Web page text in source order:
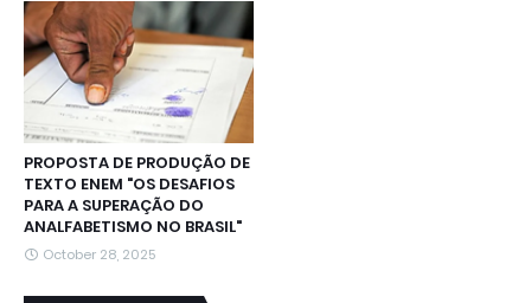
PROPOSTA DE PRODUÇÃO DE
TEXTO ENEM "OS DESAFIOS
PARA A SUPERAÇÃO DO
ANALFABETISMO NO BRASIL"
October 28, 2025